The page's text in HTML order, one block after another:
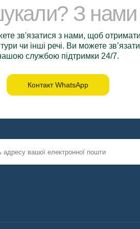
З нами
зв'язатися з нами, щоб отримати
чи інші речі. Ви можете
службою підтримки 24/7.
Контакт WhatsApp